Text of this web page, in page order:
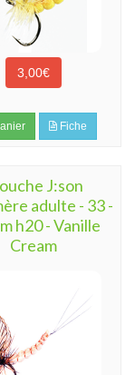
3,00€
Fiche
J:son
adulte - 33 -
h20 - Vanille
Cream